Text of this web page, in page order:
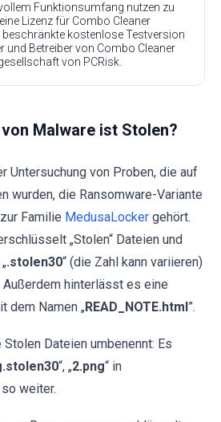
Funktionsumfang nutzen zu
Lizenz für Combo Cleaner
beschränkte kostenlose Testversion
und Betreiber von Combo Cleaner
von PCRisk.
Malware ist Stolen?
Untersuchung von Proben, die auf
wurden, die Ransomware-Variante
Familie MedusaLocker gehört.
„Stolen“ Dateien und
.stolen30“ (die Zahl kann variieren)
Außerdem hinterlässt es eine
dem Namen „READ_NOTE.html”.
Dateien umbenennt: Es
“, „2.png“ in
so weiter.